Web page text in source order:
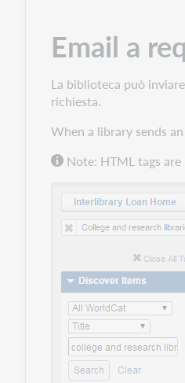
Email a
La biblioteca può
richiesta.
When a library sends
Note: HTML tags